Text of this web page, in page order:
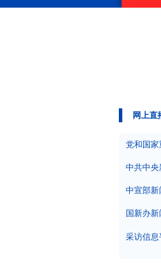
网上直
29日10:00 国务院台湾事务办公室7月
党和国家
中共中央
中宣部新
国新办
采访信息